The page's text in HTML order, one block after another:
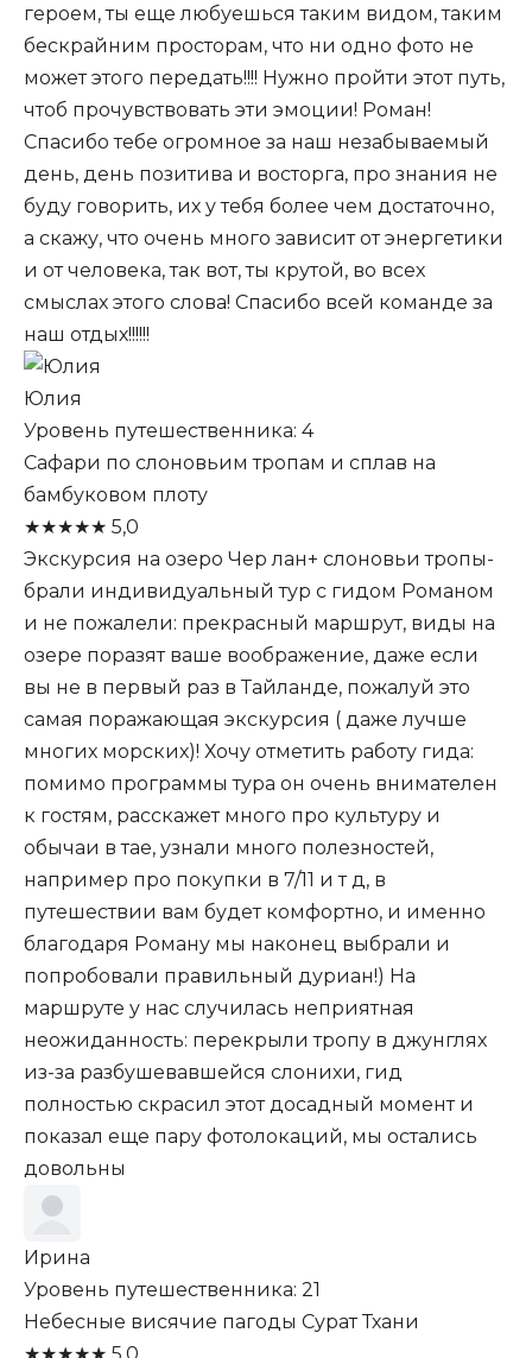
героем, ты еще любуешься таким видом, таким
бескрайним просторам, что ни одно фото не
может этого передать!!!! Нужно пройти этот путь,
чтоб прочувствовать эти эмоции! Роман!
Спасибо тебе огромное за наш незабываемый
день, день позитива и восторга, про знания не
буду говорить, их у тебя более чем достаточно,
а скажу, что очень много зависит от энергетики
и от человека, так вот, ты крутой, во всех
смыслах этого слова! Спасибо всей команде за
наш отдых!!!!!!
Юлия
Уровень путешественника: 4
Сафари по слоновьим тропам и сплав на
бамбуковом плоту
★★★★★ 5,0
Экскурсия на озеро Чер лан+ слоновьи тропы-
брали индивидуальный тур с гидом Романом
и не пожалели: прекрасный маршрут, виды на
озере поразят ваше воображение, даже если
вы не в первый раз в Тайланде, пожалуй это
самая поражающая экскурсия ( даже лучше
многих морских)! Хочу отметить работу гида:
помимо программы тура он очень внимателен
к гостям, расскажет много про культуру и
обычаи в тае, узнали много полезностей,
например про покупки в 7/11 и т д, в
путешествии вам будет комфортно, и именно
благодаря Роману мы наконец выбрали и
попробовали правильный дуриан!) На
маршруте у нас случилась неприятная
неожиданность: перекрыли тропу в джунглях
из-за разбушевавшейся слонихи, гид
полностью скрасил этот досадный момент и
показал еще пару фотолокаций, мы остались
довольны
Ирина
Уровень путешественника: 21
Небесные висячие пагоды Сурат Тхани
★★★★★ 5,0